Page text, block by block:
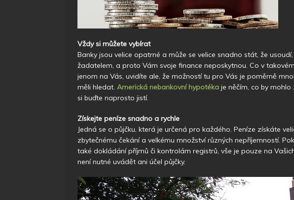
Vždy si můžete vybírat
Banky jsou velice opatrné a může se velice snadno stát, že
žadatelem, a proto Vám svoje finance neposkytnou. Co v
jenom na Vás, uvidíte ale, že možností tu pro Vás je poměrně
měli hledat. Americká nebankovní hypotéka je něčím, co by
si buďte naprosto jistí.
Získejte peníze snadno a rychle
Jedná se o půjčku, která je určená pro každého. Peníze získáte
zbytečnému čekání a velkému množství různých nepříjemností.
také dokládání příjmů či kontrolám registrů, vše je pouze na
není nutné uvádět ani účel půjčky.